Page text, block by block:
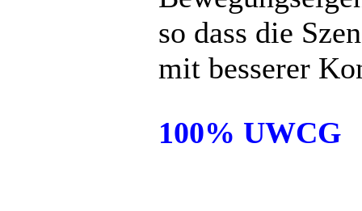
so dass die
mit besserer
100% UWCG